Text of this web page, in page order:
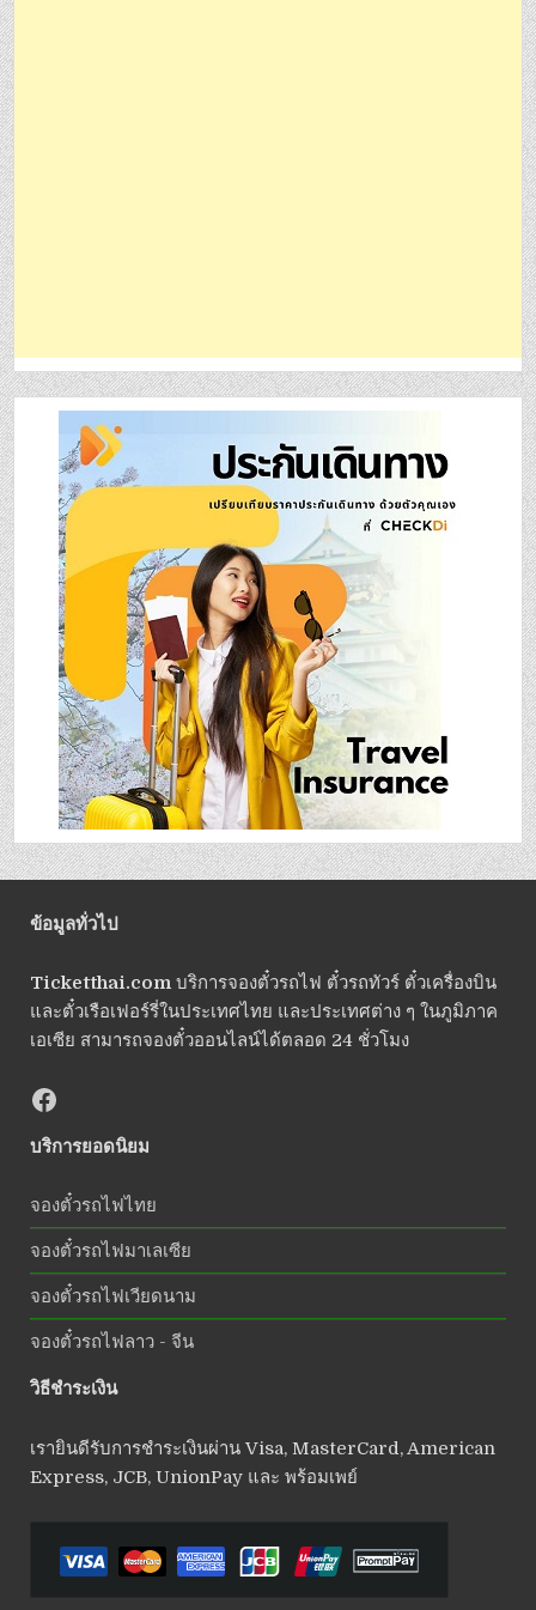
ข้อมูลทั่วไป
Ticketthai.comบริการจองตั๋วรถไฟ ตั๋วรถทัวร์ ตั๋วเครื่องบิน
และตั๋วเรือเฟอร์รี่ในประเทศไทย และประเทศต่าง ๆ ในภูมิภาค
เอเซีย สามารถจองตั๋วออนไลน์ได้ตลอด 24 ชั่วโมง
บริการยอดนิยม
จองตั๋วรถไฟไทย
จองตั๋วรถไฟมาเลเซีย
จองตั๋วรถไฟเวียดนาม
จองตั๋วรถไฟลาว - จีน
วิธีชำระเงิน
เรายินดีรับการชำระเงินผ่าน Visa, MasterCard, American
Express, JCB, UnionPay และ พร้อมเพย์